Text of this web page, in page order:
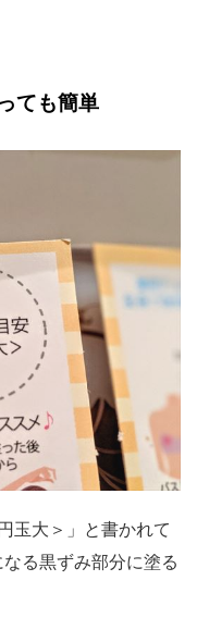
ても簡単
玉大＞」と書かれて
る黒ずみ部分に塗る